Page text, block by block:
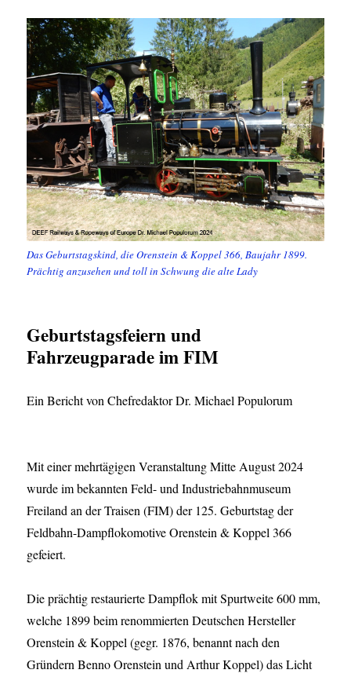
Das Geburtstagskind, die Orenstein & Koppel 366, Baujahr 1899.
Prächtig anzusehen und toll in Schwung die alte Lady
Geburtstagsfeiern und
Fahrzeugparade im FIM
Ein Bericht von Chefredaktor Dr. Michael Populorum
Mit einer mehrtägigen Veranstaltung Mitte August 2024
wurde im bekannten Feld- und Industriebahnmuseum
Freiland an der Traisen (FIM) der 125. Geburtstag der
Feldbahn-Dampflokomotive Orenstein & Koppel 366
gefeiert.
Die prächtig restaurierte Dampflok mit Spurtweite 600 mm,
welche 1899 beim renommierten Deutschen Hersteller
Orenstein & Koppel (gegr. 1876, benannt nach den
Gründern Benno Orenstein und Arthur Koppel) das Licht